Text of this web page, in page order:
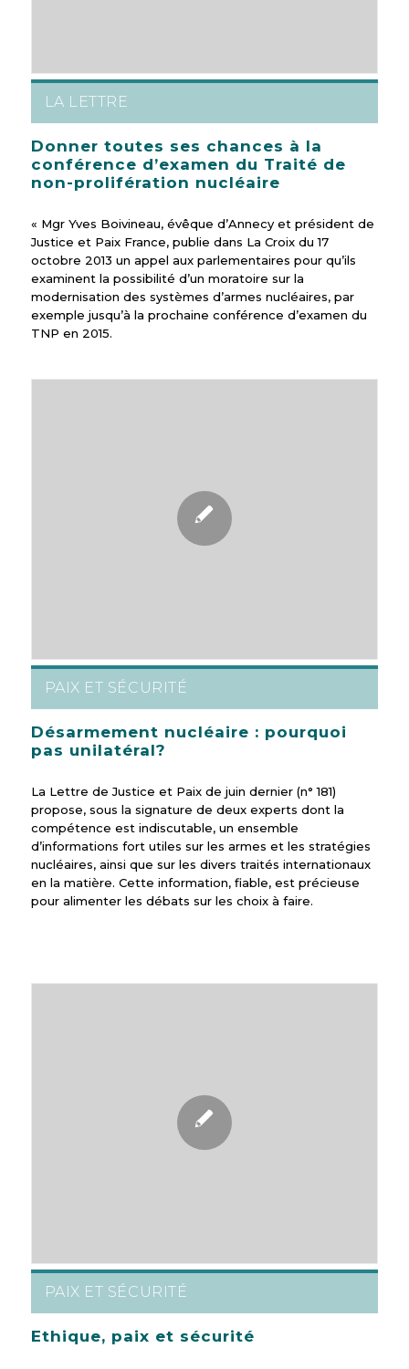
LA LETTRE
Donner toutes ses chances à la
conférence d’examen du Traité de
non-prolifération nucléaire
« Mgr Yves Boivineau, évêque d’Annecy et président de
Justice et Paix France, publie dans La Croix du 17
octobre 2013 un appel aux parlementaires pour qu’ils
examinent la possibilité d’un moratoire sur la
modernisation des systèmes d’armes nucléaires, par
exemple jusqu’à la prochaine conférence d’examen du
TNP en 2015.
PAIX ET SÉCURITÉ
Désarmement nucléaire : pourquoi
pas unilatéral?
La Lettre de Justice et Paix de juin dernier (n° 181)
propose, sous la signature de deux experts dont la
compétence est indiscutable, un ensemble
d’informations fort utiles sur les armes et les stratégies
nucléaires, ainsi que sur les divers traités internationaux
en la matière. Cette information, fiable, est précieuse
pour alimenter les débats sur les choix à faire.
PAIX ET SÉCURITÉ
Ethique, paix et sécurité